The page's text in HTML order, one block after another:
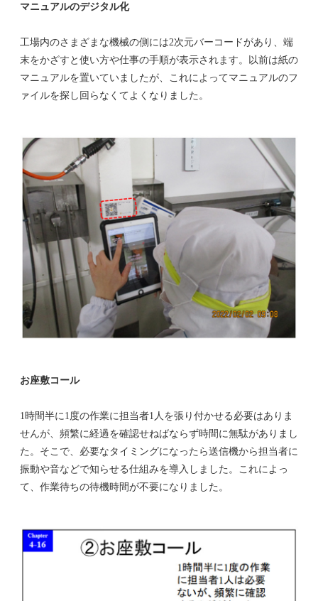
マニュアルのデジタル化
工場内のさまざまな機械の側には2次元バーコードがあり、端
末をかざすと使い方や仕事の手順が表示されます。以前は紙の
マニュアルを置いていましたが、これによってマニュアルのフ
ァイルを探し回らなくてよくなりました。
お座敷コール
1時間半に1度の作業に担当者1人を張り付かせる必要はありま
せんが、頻繁に経過を確認せねばならず時間に無駄がありまし
た。そこで、必要なタイミングになったら送信機から担当者に
振動や音などで知らせる仕組みを導入しました。これによっ
て、作業待ちの待機時間が不要になりました。